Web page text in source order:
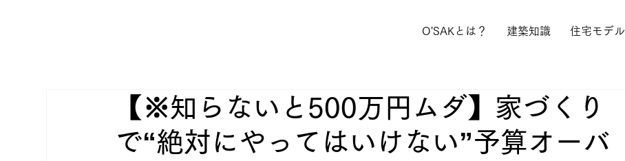
O'SAKとは？ 建築知識 住宅モデル
【※知らないと500万円ムダ】家づくり
で“絶対にやってはいけない”予算オーバ